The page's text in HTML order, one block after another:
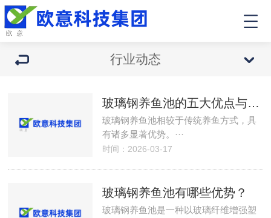
行业动态
玻璃钢养鱼池的五大优点与制作工艺详解
玻璃钢养鱼池相较于传统养鱼方式，具
有诸多显著优势。···
时间：2026-03-17
玻璃钢养鱼池有哪些优势？
玻璃钢养鱼池是一种以玻璃纤维增强塑